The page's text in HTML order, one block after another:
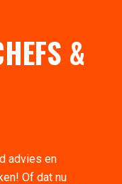
&
advies en
Of dat nu